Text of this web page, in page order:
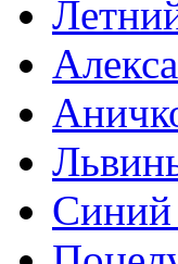
Синий